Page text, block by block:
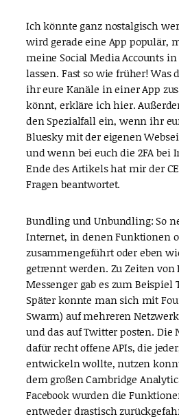
Ich könnte ganz nostalgisch
wird gerade eine App populär,
meine Social Media Accounts
lassen. Fast so wie früher! Was
ihr eure Kanäle in einer App
könnt, erkläre ich hier.
den Spezialfall ein, wenn ihr
Bluesky mit der eigenen
und wenn bei euch die 2FA bei
Ende des Artikels hat mir der
Fragen beantwortet.
Bundling und Unbundling: So
Internet, in denen Funktionen
zusammengeführt oder eben
getrennt werden. Zu Zeiten von
Messenger gab es zum
Später konnte man sich mit
Swarm) auf mehreren
und das auf Twitter posten. Die
dafür recht offene APIs, die
entwickeln wollte, nutzen
dem großen Cambridge
Facebook wurden die
entweder drastisch